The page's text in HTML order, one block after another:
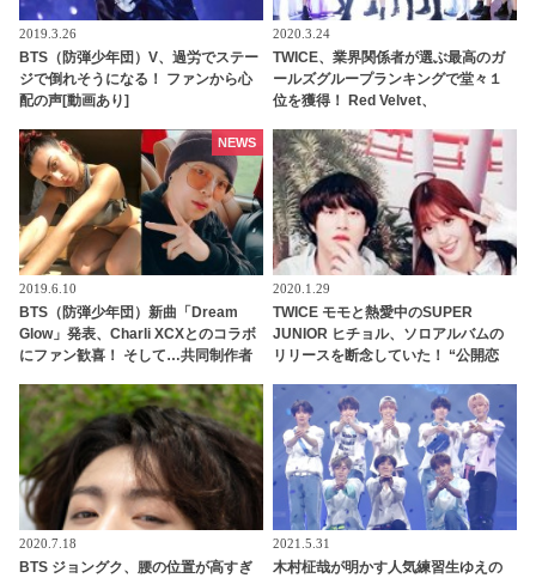
2019.3.26
BTS（防弾少年団）V、過労でステー
ジで倒れそうになる！ ファンから心
配の声[動画あり]
2020.3.24
TWICE、業界関係者が選ぶ最高のガ
ールズグループランキングで堂々１
位を獲得！ Red Velvet、
2019.6.10
BTS（防弾少年団）新曲「Dream
Glow」発表、Charli XCXとのコラボ
にファン歓喜！ そして…共同制作者
そして彼の絶望から生まれた歌」
NEWS
2020.1.29
TWICE モモと熱愛中のSUPER
JUNIOR ヒチョル、ソロアルバムの
リリースを断念していた！ “公開恋
ル自身が語る今の心境とは？[動画あ
り]
2020.7.18
BTS ジョングク、腰の位置が高すぎ
2021.5.31
木村柾哉が明かす人気練習生ゆえの